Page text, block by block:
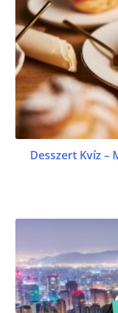
Desszert Kvíz –